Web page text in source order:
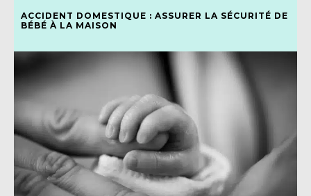
ACCIDENT DOMESTIQUE : ASSURER LA SÉCURITÉ DE
BÉBÉ À LA MAISON